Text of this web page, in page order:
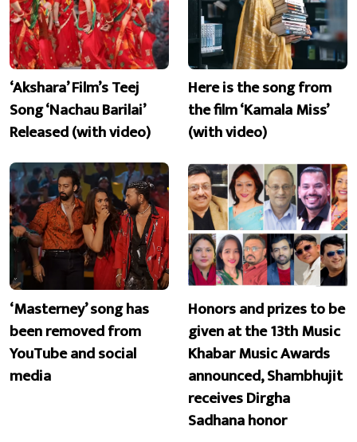
‘Akshara’ Film’s Teej
Song ‘Nachau Barilai’
Released (with video)
Here is the song from
the film ‘Kamala Miss’
(with video)
‘Masterney’ song has
been removed from
YouTube and social
media
Honors and prizes to be
given at the 13th Music
Khabar Music Awards
announced, Shambhujit
receives Dirgha
Sadhana honor